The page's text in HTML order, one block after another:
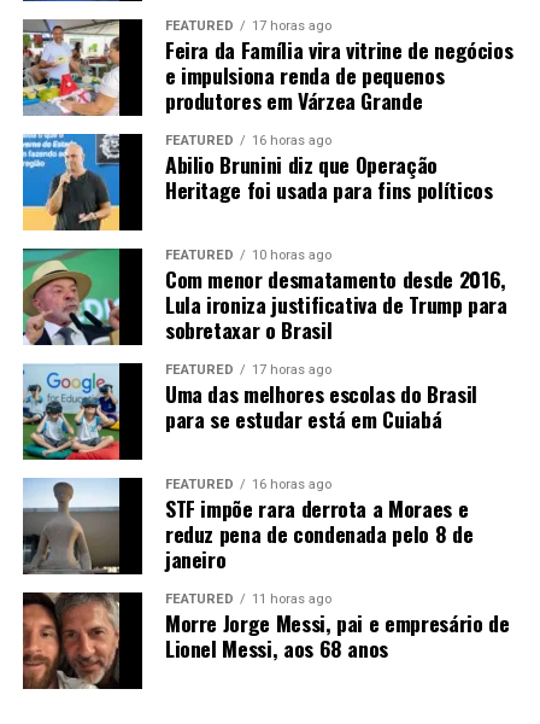
Quanto maior a produção industrial, maior também é a
necessidade de encontrar mercados fora do estado. No
caso do etanol, a previsão é produzir 8,4 bilhões de
litros neste ano, mas apenas 1,1 bilhão deve ser
consumido em Mato Grosso. Os outros 7,3 bilhões
precisam ser transportados para outros mercados.
“Então nós temos um desafio aí para levar
biocombustíveis”
está a implantação de umetanoldutopara conectar
Mato Grosso aos grandes centros consumidores, como
São Paulo e Rio de Janeiro.“Nós precisamos sonhar com
um etanolduto. Nós já estamos fazendo um projeto, tem
alguns trabalhos nesse sentido”.
A expansão ferroviária, a duplicação da BR-163 e a
Ferrogrão também são consideradas estratégicas para
reduzir o custo de transporte. A ligação com o Arco
Norte pode ampliar ainda o acesso aos mercados
internacionais, principalmente na Ásia e na Europa.
FEATURED 17 horas ago
Feira da Família vira vitrine de negócios
e impulsiona renda de pequenos
produtores em Várzea Grande
FEATURED 16 horas ago
Abilio Brunini diz que Operação
Heritage foi usada para fins políticos
FEATURED 10 horas ago
Com menor desmatamento desde 2016,
Lula ironiza justificativa de Trump para
sobretaxar o Brasil
FEATURED 17 horas ago
Uma das melhores escolas do Brasil
para se estudar está em Cuiabá
FEATURED 16 horas ago
STF impõe rara derrota a Moraes e
reduz pena de condenada pelo 8 de
janeiro
FEATURED 11 horas ago
Morre Jorge Messi, pai e empresário de
Lionel Messi, aos 68 anos